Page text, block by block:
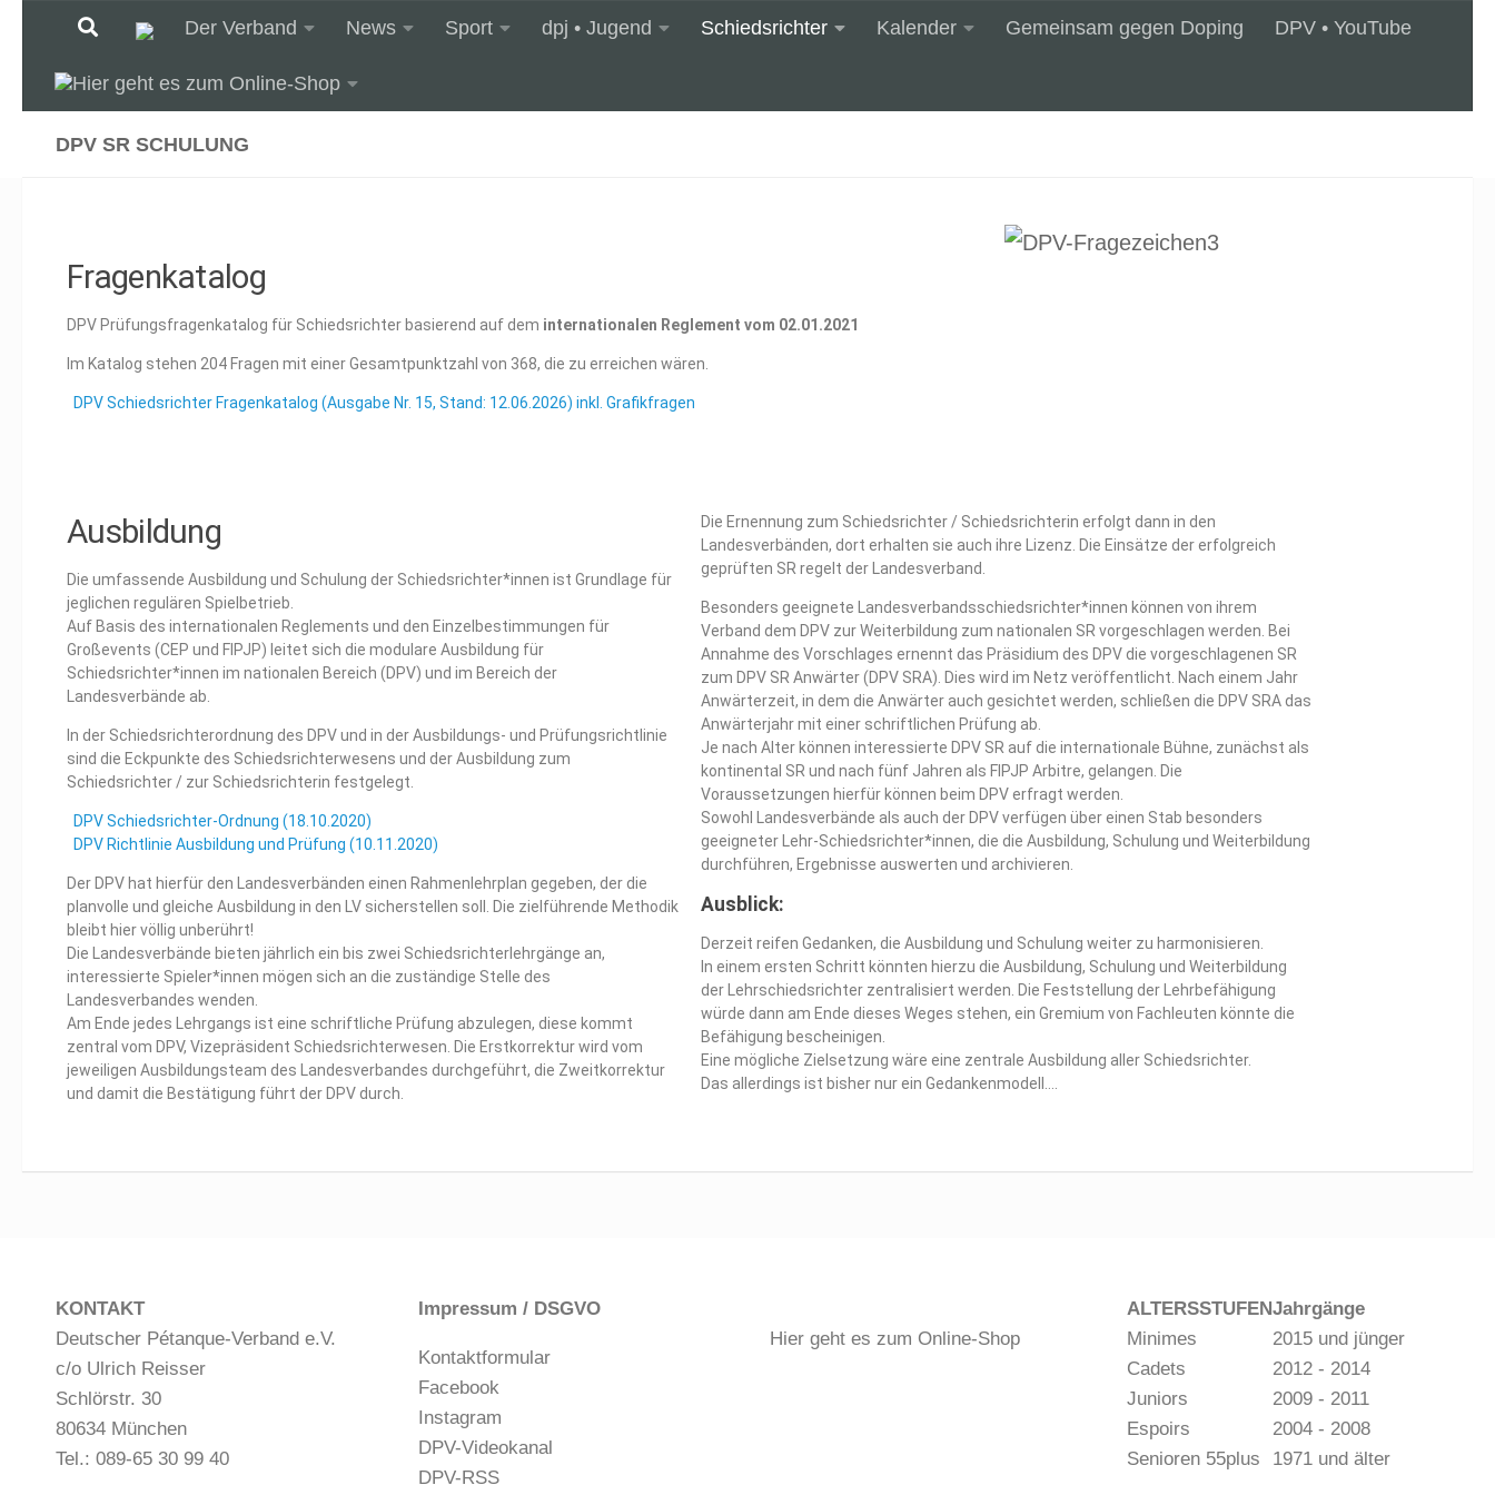
Unter dem InhaltDer Verband News Sport dpj • Jugend Schiedsrichter Kalender Gemeinsam gegen Doping DPV • YouTube
DPV SR SCHULUNG
Fragenkatalog
DPV Prüfungsfragenkatalog für Schiedsrichter basierend auf dem internationalen Reglement vom 02.01.2021
Im Katalog stehen 204 Fragen mit einer Gesamtpunktzahl von 368, die zu erreichen wären.
DPV Schiedsrichter Fragenkatalog (Ausgabe Nr. 15, Stand: 12.06.2026) inkl. Grafikfragen
Ausbildung
Die umfassende Ausbildung und Schulung der Schiedsrichter*innen ist Grundlage für
jeglichen regulären Spielbetrieb.
Auf Basis des internationalen Reglements und den Einzelbestimmungen für
Großevents (CEP und FIPJP) leitet sich die modulare Ausbildung für
Schiedsrichter*innen im nationalen Bereich (DPV) und im Bereich der
Landesverbände ab.
In der Schiedsrichterordnung des DPV und in der Ausbildungs- und Prüfungsrichtlinie
sind die Eckpunkte des Schiedsrichterwesens und der Ausbildung zum
Schiedsrichter / zur Schiedsrichterin festgelegt.
DPV Schiedsrichter-Ordnung (18.10.2020)
DPV Richtlinie Ausbildung und Prüfung (10.11.2020)
Der DPV hat hierfür den Landesverbänden einen Rahmenlehrplan gegeben, der die
planvolle und gleiche Ausbildung in den LV sicherstellen soll. Die zielführende Methodik
bleibt hier völlig unberührt!
Die Landesverbände bieten jährlich ein bis zwei Schiedsrichterlehrgänge an,
interessierte Spieler*innen mögen sich an die zuständige Stelle des
Landesverbandes wenden.
Am Ende jedes Lehrgangs ist eine schriftliche Prüfung abzulegen, diese kommt
zentral vom DPV, Vizepräsident Schiedsrichterwesen. Die Erstkorrektur wird vom
jeweiligen Ausbildungsteam des Landesverbandes durchgeführt, die Zweitkorrektur
und damit die Bestätigung führt der DPV durch.
Die Ernennung zum Schiedsrichter / Schiedsrichterin erfolgt dann in den
Landesverbänden, dort erhalten sie auch ihre Lizenz. Die Einsätze der erfolgreich
geprüften SR regelt der Landesverband.
Besonders geeignete Landesverbandsschiedsrichter*innen können von ihrem
Verband dem DPV zur Weiterbildung zum nationalen SR vorgeschlagen werden. Bei
Annahme des Vorschlages ernennt das Präsidium des DPV die vorgeschlagenen SR
zum DPV SR Anwärter (DPV SRA). Dies wird im Netz veröffentlicht. Nach einem Jahr
Anwärterzeit, in dem die Anwärter auch gesichtet werden, schließen die DPV SRA das
Anwärterjahr mit einer schriftlichen Prüfung ab.
Je nach Alter können interessierte DPV SR auf die internationale Bühne, zunächst als
kontinental SR und nach fünf Jahren als FIPJP Arbitre, gelangen. Die
Voraussetzungen hierfür können beim DPV erfragt werden.
Sowohl Landesverbände als auch der DPV verfügen über einen Stab besonders
geeigneter Lehr-Schiedsrichter*innen, die die Ausbildung, Schulung und Weiterbildung
durchführen, Ergebnisse auswerten und archivieren.
Ausblick:
Derzeit reifen Gedanken, die Ausbildung und Schulung weiter zu harmonisieren.
In einem ersten Schritt könnten hierzu die Ausbildung, Schulung und Weiterbildung
der Lehrschiedsrichter zentralisiert werden. Die Feststellung der Lehrbefähigung
würde dann am Ende dieses Weges stehen, ein Gremium von Fachleuten könnte die
Befähigung bescheinigen.
Eine mögliche Zielsetzung wäre eine zentrale Ausbildung aller Schiedsrichter.
Das allerdings ist bisher nur ein Gedankenmodell….
KONTAKT
Deutscher Pétanque-Verband e.V.
c/o Ulrich Reisser
Schlörstr. 30
80634 München
Tel.: 089-65 30 99 40
Impressum / DSGVO
Kontaktformular
Facebook
Instagram
DPV-Videokanal
DPV-RSS
Hier geht es zum Online-Shop
ALTERSSTUFENJahrgänge
Minimes
2015 und jünger
Cadets
2012 - 2014
Juniors
2009 - 2011
Espoirs
2004 - 2008
Senioren 55plus
1971 und älter